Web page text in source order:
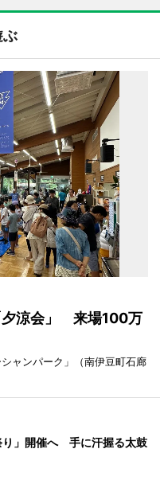
ぶ
夕涼会」 来場100万
ャンパーク」（南伊豆町石廊
り」開催へ 手に汗握る太鼓